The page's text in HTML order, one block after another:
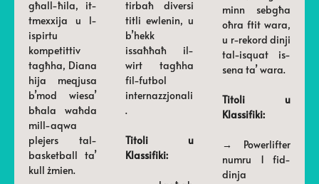
għall-ħila, it-
tmexxija u l-
ispirtu
kompetittiv
tagħha, Diana
hija meqjusa
b’mod wiesa’
bħala waħda
mill-aqwa
plejers tal-
basketball ta’
kull żmien.
tirbaħ diversi
titli ewlenin, u
b’hekk
issaħħaħ il-
wirt tagħha
fil-futbol
internazzjonali
.
Titoli u
Klassifiki:
minn sebgħa
oħra ftit wara,
u r-rekord dinji
tal-isquat is-
sena ta’ wara.
Titoli u
Klassifiki:
→ Powerlifter
numru 1 fid-
dinja